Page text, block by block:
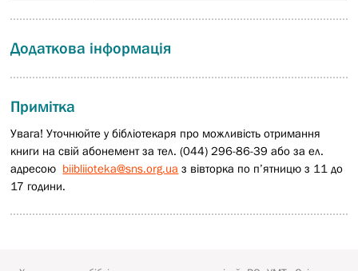
Додаткова інформація
Примітка
Увага! Уточнюйте у бібліотекаря про можливість отримання
книги на свій абонемент за тел. (044) 296-86-39 або за ел.
адресою biibliioteka@sns.org.ua з вівторка по п’ятницю з 11 до
17 години.